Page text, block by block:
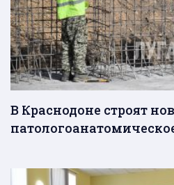
В Краснодоне строят